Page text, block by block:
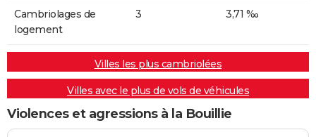
Cambriolages de
logement
3 3,71 ‰
Villes les plus cambriolées
Villes avec le plus de vols de véhicules
Violences et agressions à la Bouillie